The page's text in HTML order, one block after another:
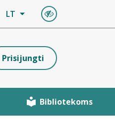
LT
Prisijungti
Bibliotekoms